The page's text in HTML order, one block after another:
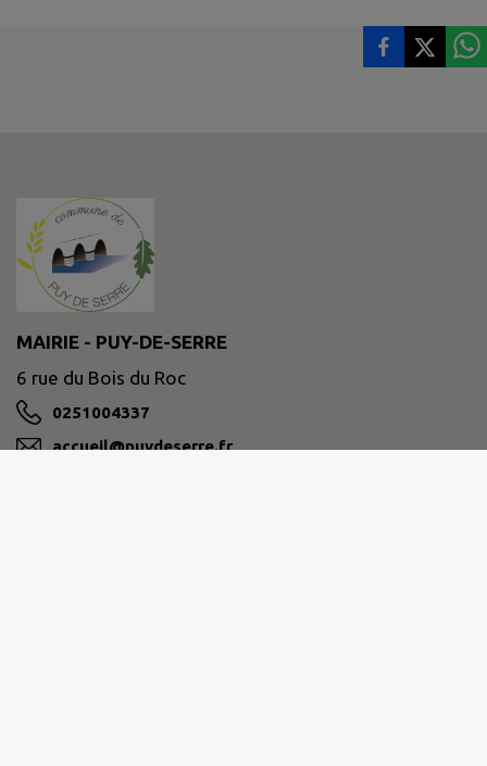
MAIRIE - PUY-DE-SERRE
6 rue du Bois du Roc
0251004337
accueil@puydeserre.fr